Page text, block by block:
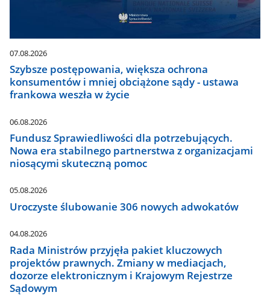
07.08.2026
Szybsze postępowania, większa ochrona
konsumentów i mniej obciążone sądy - ustawa
frankowa weszła w życie
06.08.2026
Fundusz Sprawiedliwości dla potrzebujących.
Nowa era stabilnego partnerstwa z organizacjami
niosącymi skuteczną pomoc
05.08.2026
Uroczyste ślubowanie 306 nowych adwokatów
04.08.2026
Rada Ministrów przyjęła pakiet kluczowych
projektów prawnych. Zmiany w mediacjach,
dozorze elektronicznym i Krajowym Rejestrze
Sądowym